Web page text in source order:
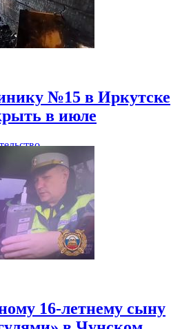
№15 в Иркутске
в июле
16-летнему сыну